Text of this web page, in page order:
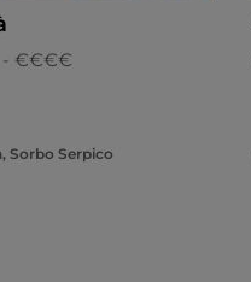
- €€€€
Sorbo Serpico